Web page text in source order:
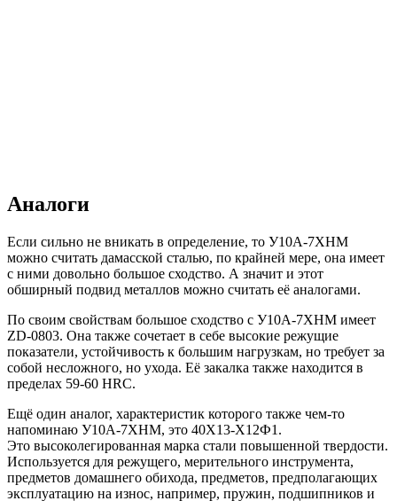
Аналоги
Если сильно не вникать в определение, то У10А-7ХНМ
можно считать дамасской сталью, по крайней мере, она имеет
с ними довольно большое сходство. А значит и этот
обширный подвид металлов можно считать её аналогами.
По своим свойствам большое сходство с У10А-7ХНМ имеет
ZD-0803. Она также сочетает в себе высокие режущие
показатели, устойчивость к большим нагрузкам, но требует за
собой несложного, но ухода. Её закалка также находится в
пределах 59-60 HRC.
Ещё один аналог, характеристик которого также чем-то
напоминаю У10А-7ХНМ, это 40Х13-Х12Ф1.
Это высоколегированная марка стали повышенной твердости.
Используется для режущего, мерительного инструмента,
предметов домашнего обихода, предметов, предполагающих
эксплуатацию на износ, например, пружин, подшипников и